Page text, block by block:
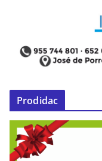
Prodidac